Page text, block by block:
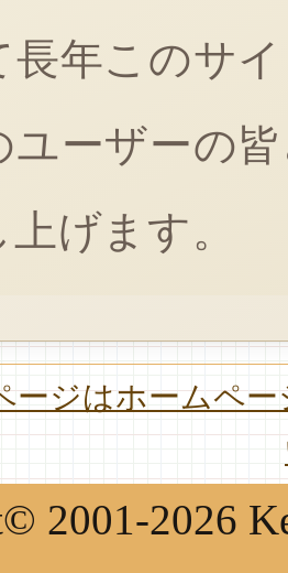
長年このサ
ユーザーの
げます。
ージはホームペ
2001-2026